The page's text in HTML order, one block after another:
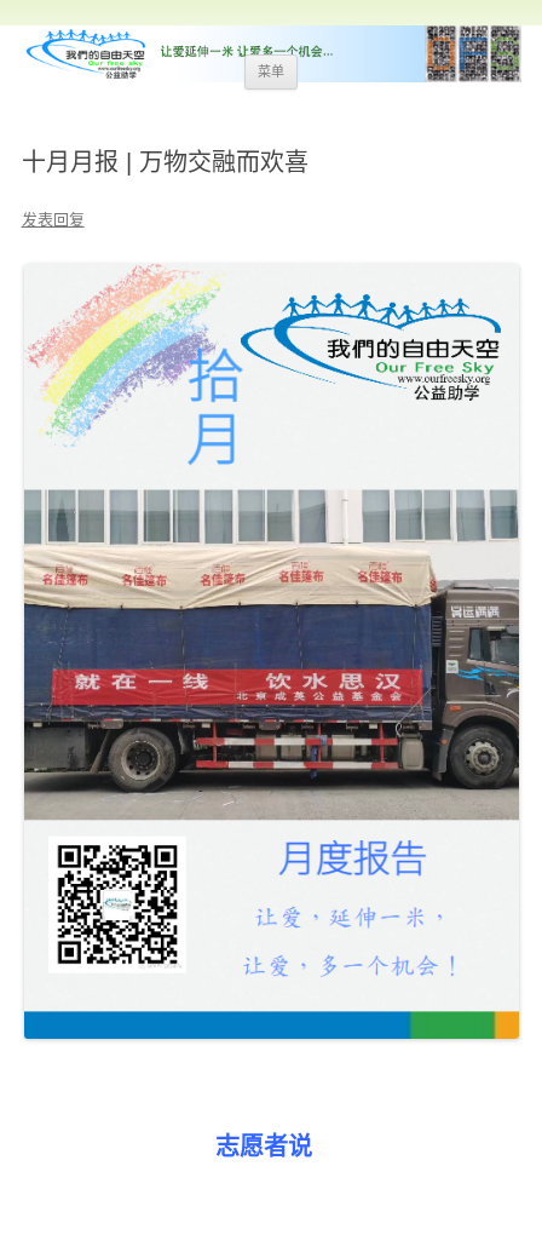
菜单
跳
至
十月月报 | 万物交融而欢喜
发表回复
志愿者说